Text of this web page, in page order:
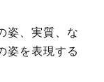
姿、実質、な
姿を表現する